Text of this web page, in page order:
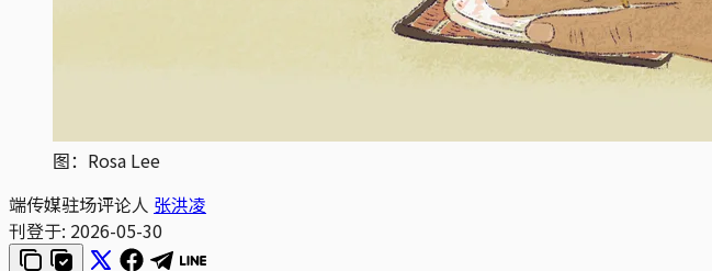
图：Rosa Lee
端传媒驻场评论人 张洪凌
刊登于: 2026-05-30